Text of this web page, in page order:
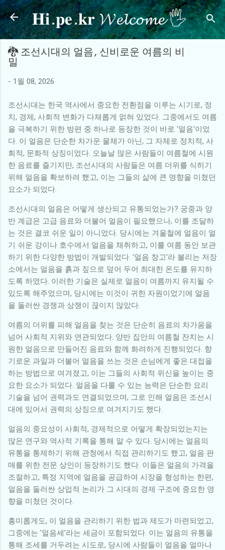
기본 콘텐츠로 건너뛰기
𝐇𝐢.𝐩𝐞.𝐤𝐫 𝓦𝓮𝓵𝓬𝓸𝓶𝓮 🖐
🐉 조선시대의 얼음, 신비로운 여름의 비
밀
- 1월 08, 2026
조선시대는 한국 역사에서 중요한 전환점을 이루는 시기로, 정
치, 경제, 사회적 변화가 다채롭게 얽혀 있었다. 그중에서도 여름
을 극복하기 위한 방편 중 하나로 등장한 것이 바로 '얼음'이었
다. 이 얼음은 단순한 차가운 물체가 아닌, 그 자체로 정치적, 사
회적, 문화적 상징이었다. 오늘날 많은 사람들이 여름철에 시원
한 음료를 즐기지만, 조선시대의 사람들은 여름 더위를 식히기
위해 얼음을 확보하려 했고, 이는 그들의 삶에 큰 영향을 미쳤던
요소가 되었다.
조선시대의 얼음은 어떻게 생산되고 유통되었는가? 궁중과 양
반 계급은 고급 음료와 더불어 얼음이 필요했으나, 이를 조달하
는 것은 결코 쉬운 일이 아니었다. 당시에는 겨울철에 얼음이 얼
기 쉬운 강이나 호수에서 얼음을 채취하고, 이를 여름 동안 보관
하기 위한 다양한 방법이 개발되었다. '얼음 창고'라 불리는 저장
소에서는 얼음을 흙과 짚으로 덮어 두어 최대한 온도를 유지하
도록 하였다. 이러한 기술은 실제로 얼음이 여름까지 유지될 수
있도록 해주었으며, 당시에는 이것이 귀한 자원이었기에 얼음
을 둘러싼 경쟁과 상쟁이 끊이지 않았다.
여름의 더위를 피해 얼음을 찾는 것은 단순히 음료의 차가움을
넘어 사회적 지위와 연관되었다. 양반 집안의 여름철 잔치는 시
원한 얼음으로 만들어진 음료와 함께 화려하게 진행되었다. 향
기로운 과일과 더불어 얼음을 쓰는 것은 손님에게 좋은 대접을
하는 방법으로 여겨졌고, 이는 그들의 사회적 위신을 높이는 중
요한 요소가 되었다. 얼음을 다룰 수 있는 능력은 단순한 요리
기술을 넘어 권력과도 연결되었으며, 그로 인해 얼음은 조선시
대에 있어서 권력의 상징으로 여겨지기도 했다.
얼음의 중요성이 사회적, 경제적으로 어떻게 확장되었는지는
많은 연구와 역사적 기록을 통해 알 수 있다. 당시에는 얼음의
유통을 통제하기 위해 관청에서 직접 관리하기도 했고, 얼음 판
매를 위한 전문 상인이 등장하기도 했다. 이들은 얼음의 가격을
조절하고, 특정 지역에 얼음을 공급하여 시장을 형성하는 한편,
얼음을 둘러싼 상업적 논리가 그 시대의 경제 구조에 중요한 영
향을 미쳤던 것이다.
흥미롭게도, 이 얼음을 관리하기 위한 법과 제도가 마련되었고,
그중에는 '얼음세'라는 세금이 포함되었다. 이는 얼음의 유통을
통해 조세를 거두려는 시도로, 당시에 사람들이 얼음을 얼마나